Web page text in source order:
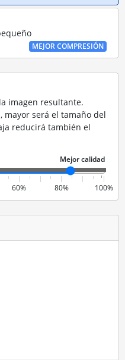
MEJOR COMPRESIÓN
imagen resultante.
mayor será el tamaño del
reducirá también el
60% 80% 100%